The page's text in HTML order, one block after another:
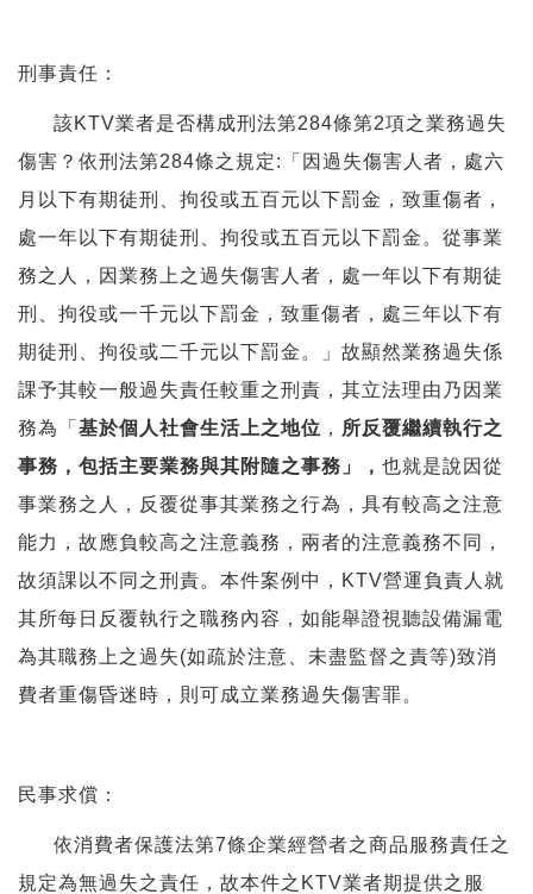
刑事責任：
該KTV業者是否構成刑法第284條第2項之業務過失
傷害？依刑法第284條之規定:「因過失傷害人者，處六
月以下有期徒刑、拘役或五百元以下罰金，致重傷者，
處一年以下有期徒刑、拘役或五百元以下罰金。從事業
務之人，因業務上之過失傷害人者，處一年以下有期徒
刑、拘役或一千元以下罰金，致重傷者，處三年以下有
期徒刑、拘役或二千元以下罰金。」故顯然業務過失係
課予其較一般過失責任較重之刑責，其立法理由乃因業
務為「 基於個人社會生活上之地位 ， 所反覆繼續執行之
事務，包括主要業務與其附隨之事務」， 也就是說因從
事業務之人，反覆從事其業務之行為，具有較高之注意
能力，故應負較高之注意義務，兩者的注意義務不同，
故須課以不同之刑責。本件案例中，KTV營運負責人就
其所每日反覆執行之職務內容，如能舉證視聽設備漏電
為其職務上之過失(如疏於注意、未盡監督之責等)致消
費者重傷昏迷時，則可成立業務過失傷害罪。
民事求償：
依消費者保護法第7條企業經營者之商品服務責任之
規定為無過失之責任，故本件之KTV業者期提供之服